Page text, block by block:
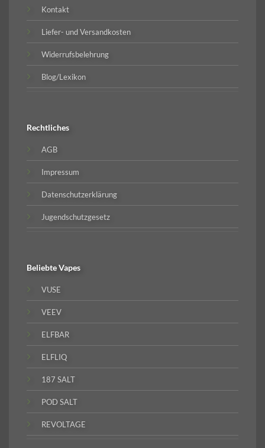
Kontakt
Liefer- und Versandkosten
Widerrufsbelehrung
Blog/Lexikon
Rechtliches
AGB
Impressum
Datenschutzerklärung
Jugendschutzgesetz
BeliebteVapes
VUSE
VEEV
ELFBAR
ELFLIQ
187 SALT
POD SALT
REVOLTAGE